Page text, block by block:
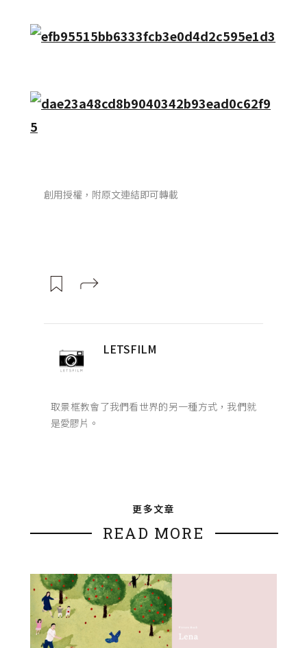
創用授權，附原文連結即可轉載
LETSFILM
取景框教會了我們看世界的另一種方式，我們就
是愛膠片。
更多文章
READ MORE